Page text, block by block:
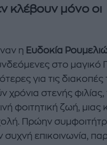
κλέβουν μόνο οι
η Ευδοκία
στο μαγικό
για τις διακοπές
στενής φιλίας,
φοιτητική ζωή, μιας
Πρώην
επικοινωνία,
ΔΑΦΝΗ ΚΑΡΑΒΟΚΥΡΗ